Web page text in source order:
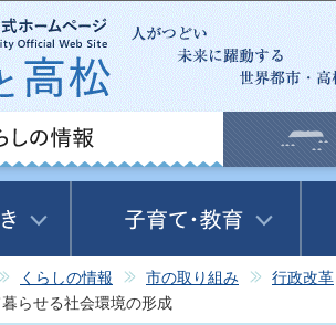
この
くらしの情報 市の取り組み
行政改革
らせる社会環境の形成